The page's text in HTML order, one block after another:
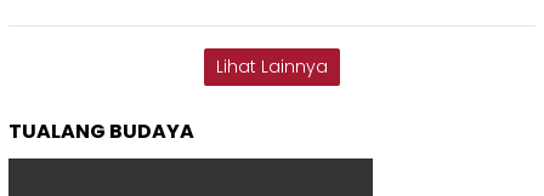
Lihat Lainnya
TUALANG BUDAYA